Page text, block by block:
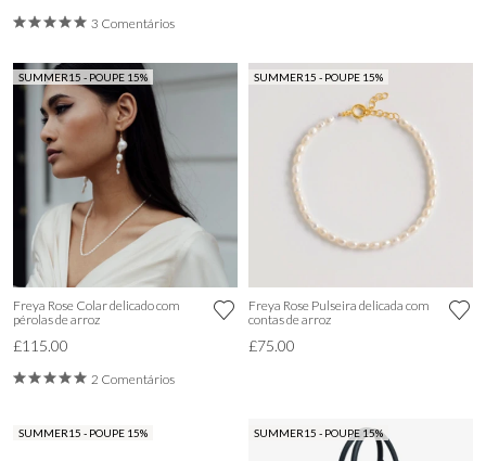
3 Comentários
SUMMER15 - POUPE 15%
Freya Rose Colar delicado com
pérolas de arroz
£115.00
2 Comentários
SUMMER15 - POUPE 15%
Freya Rose Pulseira delicada com
contas de arroz
£75.00
SUMMER15 - POUPE 15% SUMMER15 - POUPE 15%